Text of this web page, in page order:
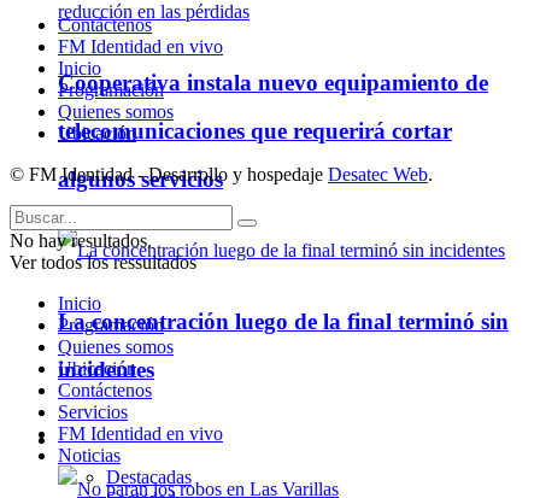
Cooperativa instala nuevo equipamiento de
telecomunicaciones que requerirá cortar
algunos servicios
La concentración luego de la final terminó sin
incidentes
Policiales
Contáctenos
FM Identidad en vivo
Inicio
Programación
Quienes somos
Ubicación
© FM Identidad - Desarrollo y hospedaje Desatec Web.
No hay resultados.
Ver todos los ressultados
Inicio
Programación
Quienes somos
Ubicación
Contáctenos
Servicios
FM Identidad en vivo
Noticias
Destacadas